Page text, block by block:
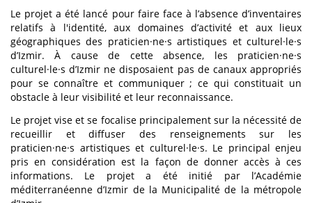
Le projet a été lancé pour faire face à l’absence d’inventaires
relatifs à l'identité, aux domaines d’activité et aux lieux
géographiques des praticien·ne·s artistiques et culturel·le·s
d’Izmir. À cause de cette absence, les praticien·ne·s
culturel·le·s d’Izmir ne disposaient pas de canaux appropriés
pour se connaître et communiquer ; ce qui constituait un
obstacle à leur visibilité et leur reconnaissance.
Le projet vise et se focalise principalement sur la nécessité de
recueillir et diffuser des renseignements sur les
praticien·ne·s artistiques et culturel·le·s. Le principal enjeu
pris en considération est la façon de donner accès à ces
informations. Le projet a été initié par l’Académie
méditerranéenne d’Izmir de la Municipalité de la métropole